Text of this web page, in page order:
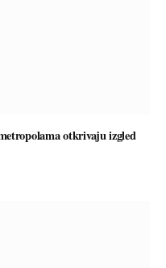
otkrivaju izgled